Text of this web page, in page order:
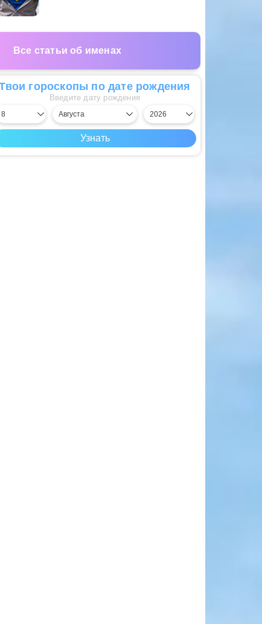
Все статьи об именах
гороскопы по дате рождения
Введите дату рождения